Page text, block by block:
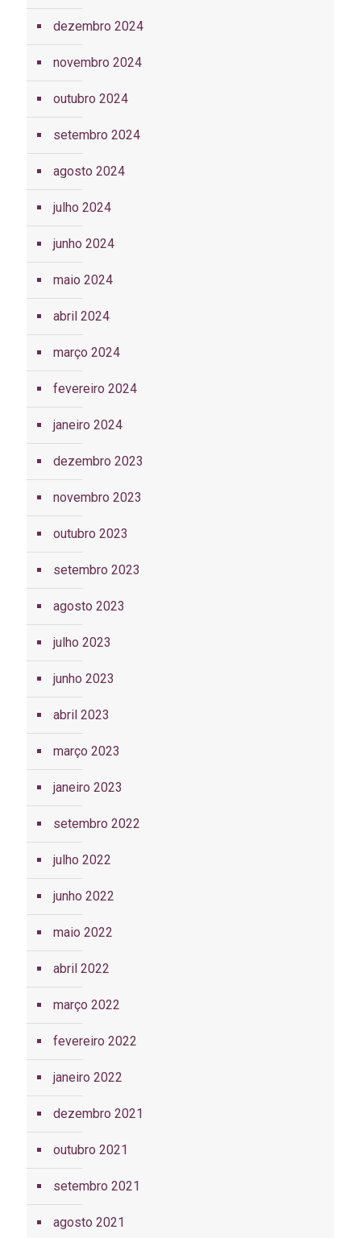
dezembro 2024
novembro 2024
outubro 2024
setembro 2024
agosto 2024
julho 2024
junho 2024
maio 2024
abril 2024
março 2024
fevereiro 2024
janeiro 2024
dezembro 2023
novembro 2023
outubro 2023
setembro 2023
agosto 2023
julho 2023
junho 2023
abril 2023
março 2023
janeiro 2023
setembro 2022
julho 2022
junho 2022
maio 2022
abril 2022
março 2022
fevereiro 2022
janeiro 2022
dezembro 2021
outubro 2021
setembro 2021
agosto 2021